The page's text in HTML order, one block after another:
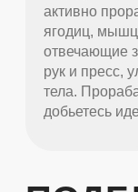
активно
ягодиц,
отвечающие
рук и пресс,
тела.
добьетесь